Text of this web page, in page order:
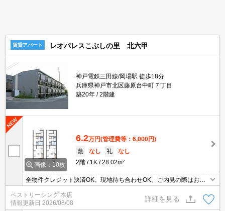
賃貸アパート レオパレスこぶしの里 北六甲
神戸電鉄三田線/岡場駅 徒歩18分
兵庫県神戸市北区藤原台中町７丁目
築20年
2階建
画像：10枚
6.2万円(管理費等：6,000円)
敷
なし 礼
なし
2階
1K 28.02m²
全物件クレジット決済OK。現地待ち合わせOK。ご内見の際はお気
軽にお問い合わせください。
ベストリーシング 本店
情報更新日 2026/08/08
詳細を見る